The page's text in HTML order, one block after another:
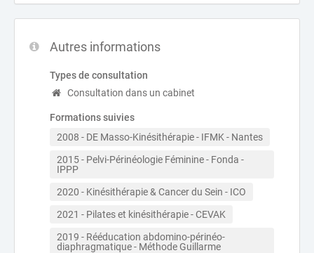
Autres informations
Types de consultation
Consultation dans un cabinet
Formations suivies
2008 - DE Masso-Kinésithérapie - IFMK - Nantes
2015 - Pelvi-Périnéologie Féminine - Fonda -
IPPP
2020 - Kinésithérapie & Cancer du Sein - ICO
2021 - Pilates et kinésithérapie - CEVAK
2019 - Rééducation abdomino-périnéo-
diaphragmatique - Méthode Guillarme